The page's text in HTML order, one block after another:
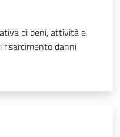
di beni, attività e
danni